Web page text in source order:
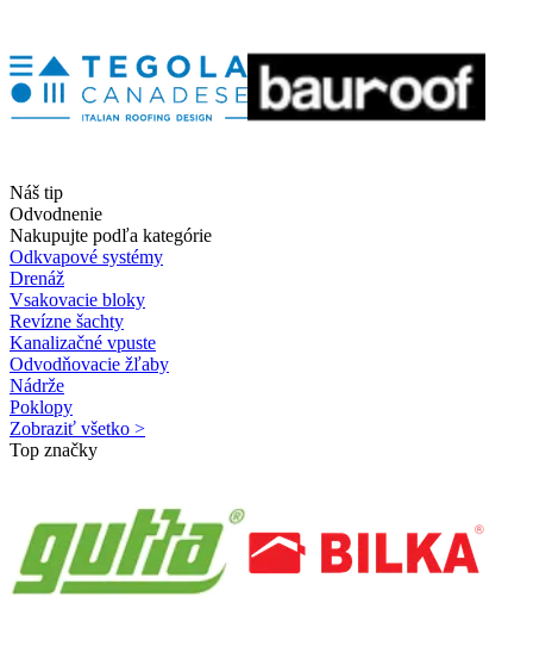
Náš tip
Odvodnenie
Nakupujte podľa kategórie
Odkvapové systémy
Drenáž
Vsakovacie bloky
Revízne šachty
Kanalizačné vpuste
Odvodňovacie žľaby
Nádrže
Poklopy
Zobraziť všetko >
Top značky